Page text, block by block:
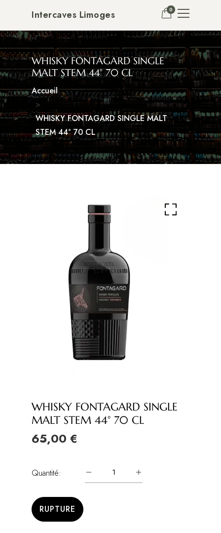
Intercaves Limoges 0
WHISKY FONTAGARD SINGLE
MALT STEM 44° 70 CL
Accueil
WHISKY FONTAGARD SINGLE MALT
STEM 44° 70 CL
WHISKY FONTAGARD SINGLE
MALT STEM 44° 70 CL
65,00 €
Quantité:
RUPTURE